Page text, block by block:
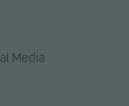
Media